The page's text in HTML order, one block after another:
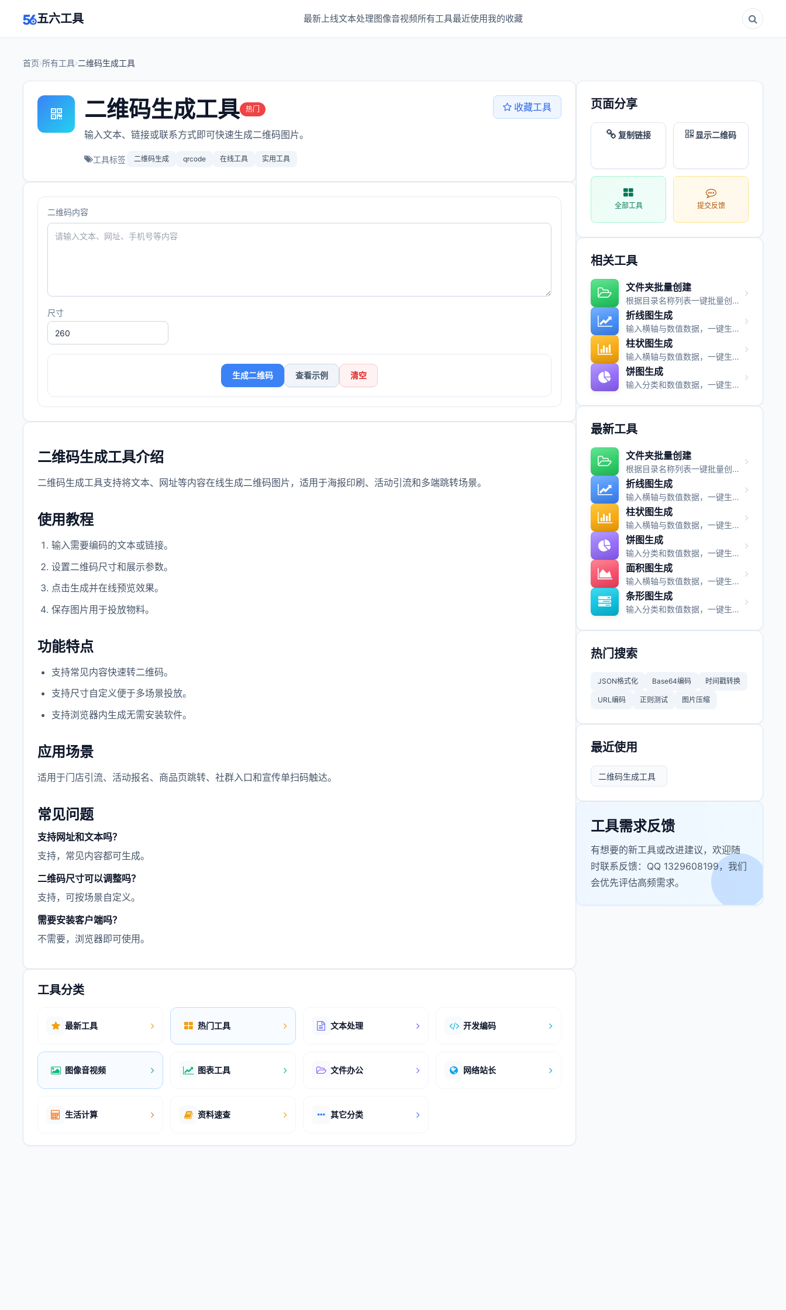
五六工具 最新上线文本处理图像音视频所有工具最近使用我的收藏
首页 所有工具 二维码生成工具
二维码生成工具 热门
输入文本、链接或联系方式即可快速生成二维码图片。
工具标签 二维码生成 qrcode 在线工具 实用工具
收藏工具
二维码内容
尺寸
生成二维码 查看示例 清空
二维码生成工具介绍
二维码生成工具支持将文本、网址等内容在线生成二维码图片，适用于海报印刷、活动引流和多端跳转场景。
使用教程
输入需要编码的文本或链接。
设置二维码尺寸和展示参数。
点击生成并在线预览效果。
保存图片用于投放物料。
功能特点
支持常见内容快速转二维码。
支持尺寸自定义便于多场景投放。
支持浏览器内生成无需安装软件。
应用场景
适用于门店引流、活动报名、商品页跳转、社群入口和宣传单扫码触达。
常见问题
支持网址和文本吗？
支持，常见内容都可生成。
二维码尺寸可以调整吗？
支持，可按场景自定义。
需要安装客户端吗？
不需要，浏览器即可使用。
工具分类
最新工具 热门工具 文本处理 开发编码
图像音视频 图表工具 文件办公 网络站长
生活计算 资料速查 其它分类
页面分享
复制链接 显示二维码
全部工具 提交反馈
相关工具
文件夹批量创建
根据目录名称列表一键批量创建文件夹，快速搭建项目目录结构。
折线图生成
输入横轴与数值数据，一键生成折线图并支持图片与视频导出。
柱状图生成
输入横轴与数值数据，一键生成柱状图并支持图片与视频导出。
饼图生成
输入分类和数值数据，一键生成饼图并支持图片与视频导出。
最新工具
文件夹批量创建
根据目录名称列表一键批量创建文件夹，快速搭建项目目录结构。
折线图生成
输入横轴与数值数据，一键生成折线图并支持图片与视频导出。
柱状图生成
输入横轴与数值数据，一键生成柱状图并支持图片与视频导出。
饼图生成
输入分类和数值数据，一键生成饼图并支持图片与视频导出。
面积图生成
输入横轴与数值数据，一键生成面积图并支持图片与视频导出。
条形图生成
输入分类和数值数据，一键生成条形图并支持图片与视频导出。
热门搜索
JSON格式化 Base64编码 时间戳转换
URL编码 正则测试 图片压缩
最近使用
二维码生成工具
工具需求反馈
有想要的新工具或改进建议，欢迎随
时联系反馈：QQ 1329608199，我们
会优先评估高频需求。